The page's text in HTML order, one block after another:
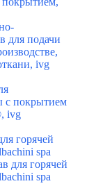
для подачи
ivg
с покрытием
ivg
горячей
spa
для горячей
spa